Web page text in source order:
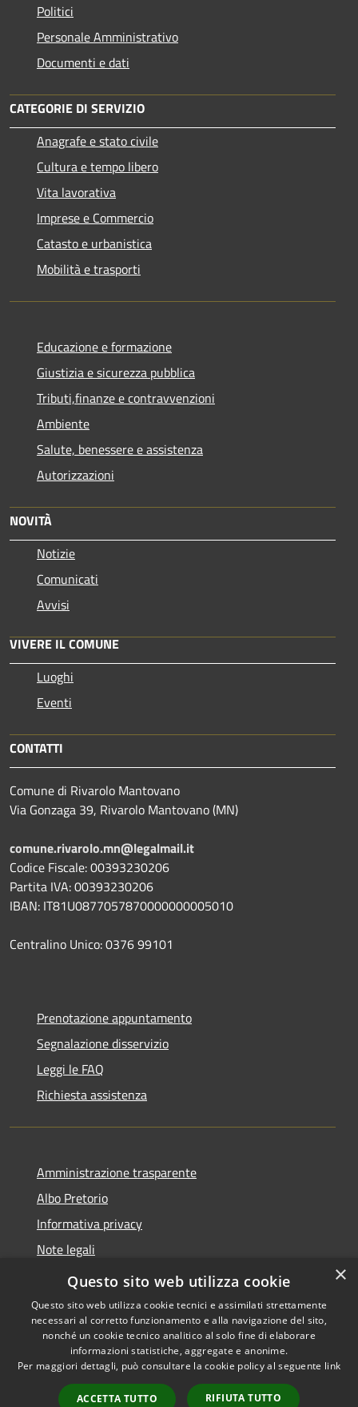
Politici
Personale Amministrativo
Documenti e dati
CATEGORIE DI SERVIZIO
Anagrafe e stato civile
Cultura e tempo libero
Vita lavorativa
Imprese e Commercio
Catasto e urbanistica
Mobilità e trasporti
Educazione e formazione
Giustizia e sicurezza pubblica
Tributi,finanze e contravvenzioni
Ambiente
Salute, benessere e assistenza
Autorizzazioni
NOVITÀ
Notizie
Comunicati
Avvisi
VIVERE IL COMUNE
Luoghi
Eventi
CONTATTI
Comune di Rivarolo Mantovano
Via Gonzaga 39, Rivarolo Mantovano (MN)
comune.rivarolo.mn@legalmail.it
Codice Fiscale: 00393230206
Partita IVA: 00393230206
IBAN: IT81U0877057870000000005010
Centralino Unico: 0376 99101
Prenotazione appuntamento
Segnalazione disservizio
Leggi le FAQ
Richiesta assistenza
Amministrazione trasparente
Albo Pretorio
Informativa privacy
Note legali
Dichiarazione di accessibilità
Accessibilità
Copyright © 2026 • Comune di
Rivarolo Mantovano • Powered
byMunicipium
Accesso
×
Questo sito web utilizza cookie
Questo sito web utilizza cookie tecnici e assimilati strettamente
necessari al corretto funzionamento e alla navigazione del sito,
nonché un cookie tecnico analitico al solo fine di elaborare
informazioni statistiche, aggregate e anonime.
Per maggiori dettagli, può consultare la cookie policy al seguente link
ACCETTA TUTTO RIFIUTA TUTTO